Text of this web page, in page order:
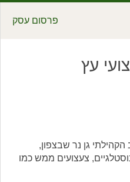
פרסום עסק
עץ
הקהילתי גן נר שבצפון,
צעצועים ממש כמו